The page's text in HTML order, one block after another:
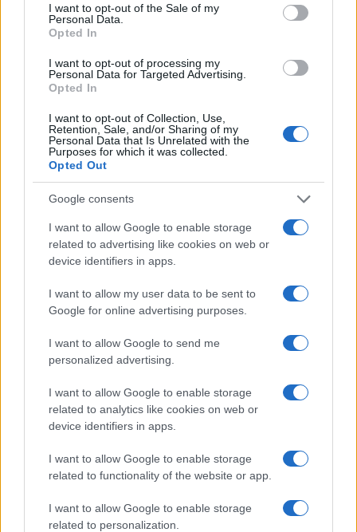
consent section.
I want to opt-out of the Sale of my
Personal Data.
Opted In
I want to opt-out of processing my
Personal Data for Targeted Advertising.
Opted In
I want to opt-out of Collection, Use,
Retention, Sale, and/or Sharing of my
Personal Data that Is Unrelated with the
Purposes for which it was collected.
Opted Out
Google consents
I want to allow Google to enable storage
related to advertising like cookies on web or
device identifiers in apps.
I want to allow my user data to be sent to
Google for online advertising purposes.
I want to allow Google to send me
personalized advertising.
I want to allow Google to enable storage
related to analytics like cookies on web or
device identifiers in apps.
I want to allow Google to enable storage
related to functionality of the website or app.
I want to allow Google to enable storage
related to personalization.
un message sur son compte Twitter chinois.
Abidal, Lionel Messi a souhaité rassurer ses fans sur son
état physique.«
la victoire en championnat. Le Barça a vraiment été
supérieur. Je continue de travailler pour ma récupération.
Je me sens bien ! »Suffisant pour tenir sa place ?
AUTEUR